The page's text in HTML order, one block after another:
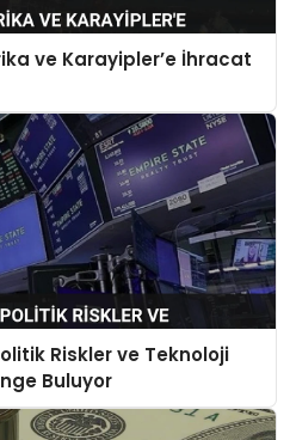
ve Karayipler’e İhracat
Riskler ve Teknoloji
Buluyor